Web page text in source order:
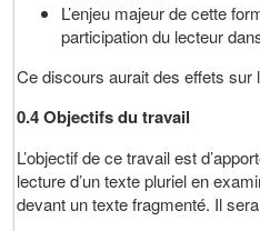
L’enjeu majeur de cette
participation du lecteur
Ce discours aurait des effets sur
0.4 Objectifs du travail
L’objectif de ce travail est
lecture d’un texte pluriel en
devant un texte fragmenté. Il